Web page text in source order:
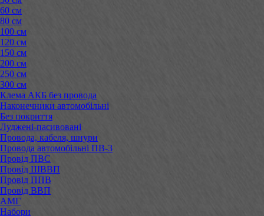
60 см
80 см
100 см
120 см
150 см
200 см
250 см
300 см
Клема АКБ без провода
Наконечники автомобільні
Без покриття
Луджені-пасивовані
Провода, кабеля, шнури
Провода автомобільні ПВ-3
Провід ПВС
Провід ШВВП
Провід ППВ
Провід ВВП
АМГ
Набори